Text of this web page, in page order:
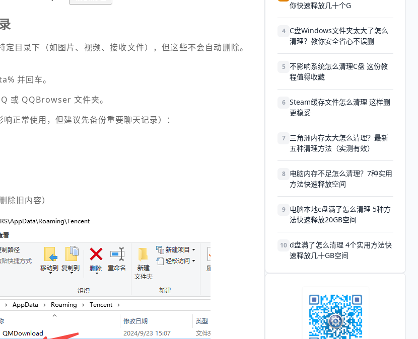
目录下（如图片、视频、接收文件），但这些不会自动删除。
并回车。
或 QQBrowser 文件夹。
正常使用，但建议先备份重要聊天记录）：
除旧内容）
你快速释放几十个G
4 C盘Windows文件夹太大了怎么
清理？教你安全省心不误删
5 不影响系统怎么清理C盘 这份教
程值得收藏
6 Steam缓存文件怎么清理 这样删
更稳妥
7 三角洲内存太大怎么清理？最新
五种清理方法（实测有效）
8 电脑内存不足怎么清理？7种实用
方法快速释放空间
9 电脑本地c盘满了怎么清理 5种方
法快速释放20GB空间
10 d盘满了怎么清理 4个实用方法快
速释放几十GB空间